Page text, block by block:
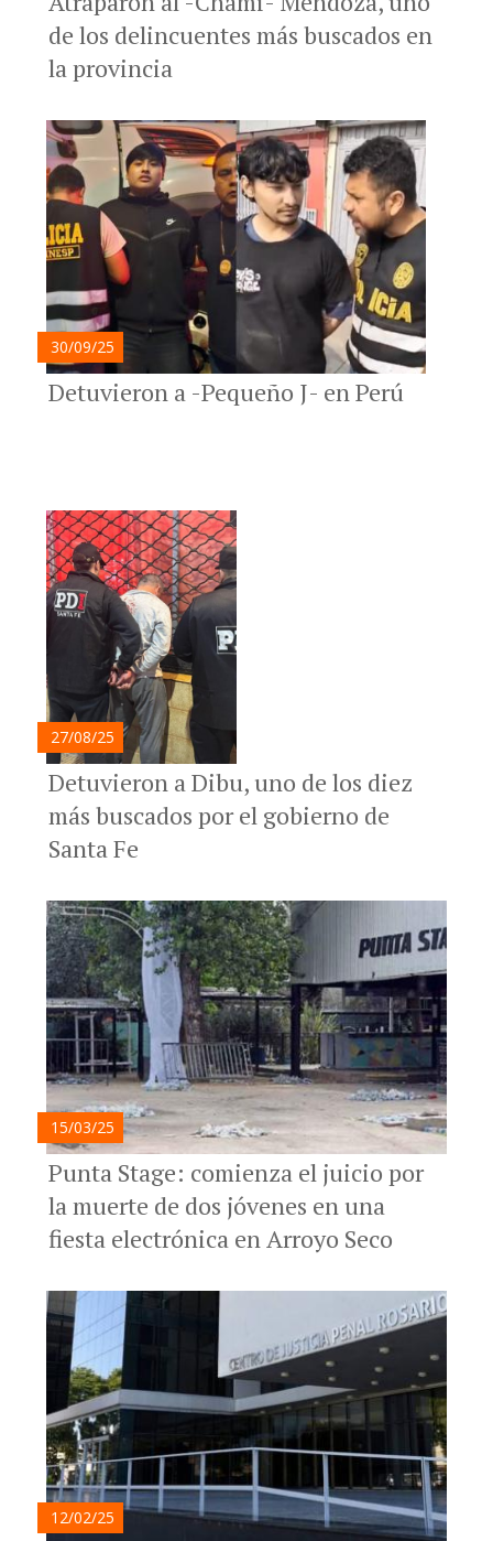
de los delincuentes más buscados en
la provincia
30/09/25
Detuvieron a -Pequeño J- en Perú
27/08/25
Detuvieron a Dibu, uno de los diez
más buscados por el gobierno de
Santa Fe
15/03/25
Punta Stage: comienza el juicio por
la muerte de dos jóvenes en una
fiesta electrónica en Arroyo Seco
12/02/25